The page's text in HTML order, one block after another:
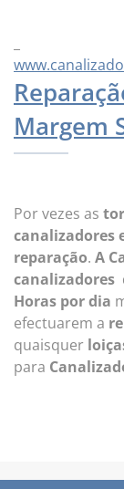
Margem
Por vezes as
canalizadores
reparação. A
canalizadores
Horas por dia
efectuarem a
quaisquer
para